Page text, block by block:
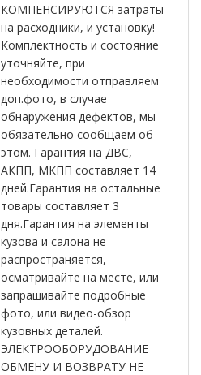
КОМПЕНСИРУЮТСЯ затраты
на расходники, и установку!
Комплектность и состояние
уточняйте, при
необходимости отправляем
доп.фото, в случае
обнаружения дефектов, мы
обязательно сообщаем об
этом. Гарантия на ДВС,
АКПП, МКПП составляет 14
дней.Гарантия на остальные
товары составляет 3
дня.Гарантия на элементы
кузова и салона не
распространяется,
осматривайте на месте, или
запрашивайте подробные
фото, или видео-обзор
кузовных деталей.
ЭЛЕКТРООБОРУДОВАНИЕ
ОБМЕНУ И ВОЗВРАТУ НЕ